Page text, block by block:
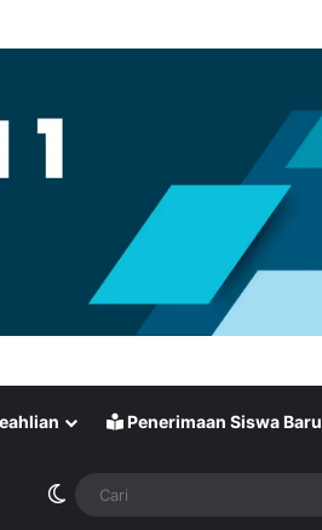
Penerimaan Siswa Baru
Switch skin